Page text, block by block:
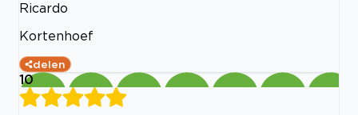
Ricardo
Kortenhoef
delen
10